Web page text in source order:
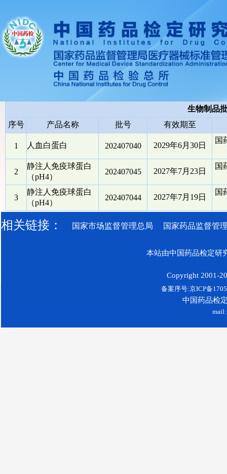
生物制品
序号
产品名称 批号 有效期至
1 人血白蛋白 202407040 2029年6月30日
国
2
静注人免疫球蛋白
（pH4）
202407045 2027年7月23日
国
3
静注人免疫球蛋白
（pH4）
202407044 2027年7月19日
国
相关链接： 国家市场监督管理总局 国家药品监督管
本站由中国药品检定研
Copyright 2001-
备案序号:京ICP备
中国药品检